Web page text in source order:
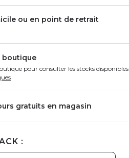
ou en point de retrait
boutique
pour consulter les stocks disponibles
gratuits en magasin
: